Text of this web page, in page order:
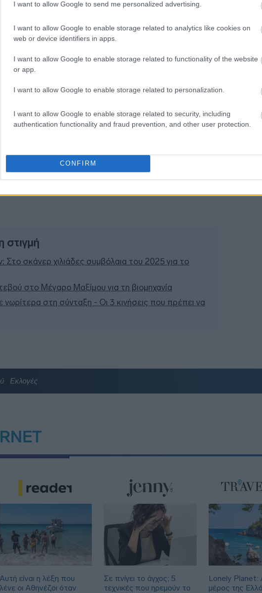
I want to allow Google to send me personalized advertising.
I want to allow Google to enable storage related to analytics like cookies on
web or device identifiers in apps.
I want to allow Google to enable storage related to functionality of the website
or app.
I want to allow Google to enable storage related to personalization.
I want to allow Google to enable storage related to security, including
authentication functionality and fraud prevention, and other user protection.
CONFIRM
Google Newsκαι μάθετε πρώτοι όλες τιςειδήσειςαπό την
στιγμή
Στο σκάνερ χιλιάδες συμβόλαια του 2025 για το
στο Μέγαρο Μαξίμου για τη βιομηχανία
νωρίτερα στη σύνταξη - Οι 3 κινήσεις που πρέπει να
21:40
Εκλογές
Αυτή είναι η λέξη που
λένε οι Αθηνέζοι όταν
Σε πνίγει το άγχος; 5
τεχνικές που ηρεμούν το
Lonely Planet:
μέρος της